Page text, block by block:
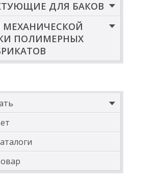
ДЛЯ БАКОВ
МЕХАНИЧЕСКОЙ
ПОЛИМЕРНЫХ